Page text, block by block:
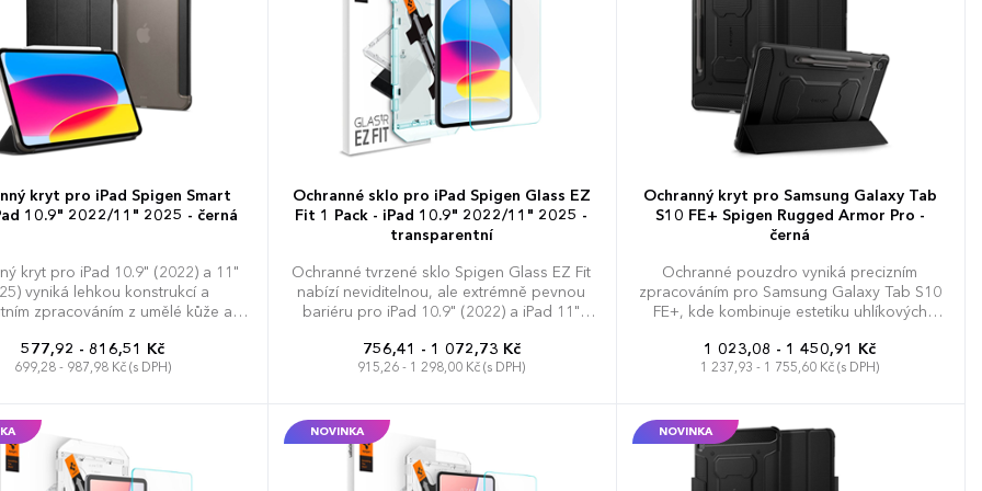
kryt pro iPad Spigen Smart
10.9" 2022/11" 2025 - černá
kryt pro iPad 10.9" (2022) a 11"
vyniká lehkou konstrukcí a
zpracováním z umělé kůže a
do stabilního stojánku, který
psaní, sledování videí nebo
a zároveň ponechává rychlý
k portům i ovládacím prvkům. Plně
s ochrannými skly Spigen a
577,92 - 816,51 Kč
699,28 - 987,98 Kč (s DPH)
Ochranné sklo pro iPad Spigen Glass EZ
Fit 1 Pack - iPad 10.9" 2022/11" 2025 -
transparentní
Ochranné tvrzené sklo Spigen Glass EZ Fit
nabízí neviditelnou, ale extrémně pevnou
bariéru pro iPad 10.9" (2022) a iPad 11"
zůstane bez jediného škrábance i při
intenzivním používání tabletu v pracovním
garantuje perfektní vycentrování a aplikaci
bez prachových částic či bublin. Oleofobní
úprava efektivně odpuzuje mastnotu a
756,41 - 1 072,73 Kč
915,26 - 1 298,00 Kč (s DPH)
Ochranný kryt pro Samsung Galaxy Tab
S10 FE+ Spigen Rugged Armor Pro -
černá
Ochranné pouzdro vyniká precizním
zpracováním pro Samsung Galaxy Tab S10
FE+, kde kombinuje estetiku uhlíkových
veganská kůže Velo v součinnosti s TPU
rámem poskytuje tabletu vynikající odolnost
zařízení pomocí osvědčené technologie Air
Cushion a zahrnuje vestavěný slot pro
1 023,08 - 1 450,91 Kč
1 237,93 - 1 755,60 Kč (s DPH)
NOVINKA NOVINKA